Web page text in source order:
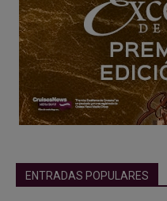
ENTRADAS POPULARES